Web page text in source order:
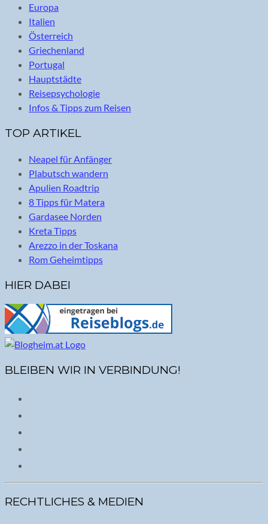
Europa
Italien
Österreich
Griechenland
Portugal
Hauptstädte
Reisepsychologie
Infos & Tipps zum Reisen
TOP ARTIKEL
Neapel für Anfänger
Plabutsch wandern
Apulien Roadtrip
8 Tipps für Matera
Gardasee Norden
Kreta Tipps
Arezzo in der Toskana
Rom Geheimtipps
HIER DABEI
BLEIBEN WIR IN VERBINDUNG!
RECHTLICHES & MEDIEN